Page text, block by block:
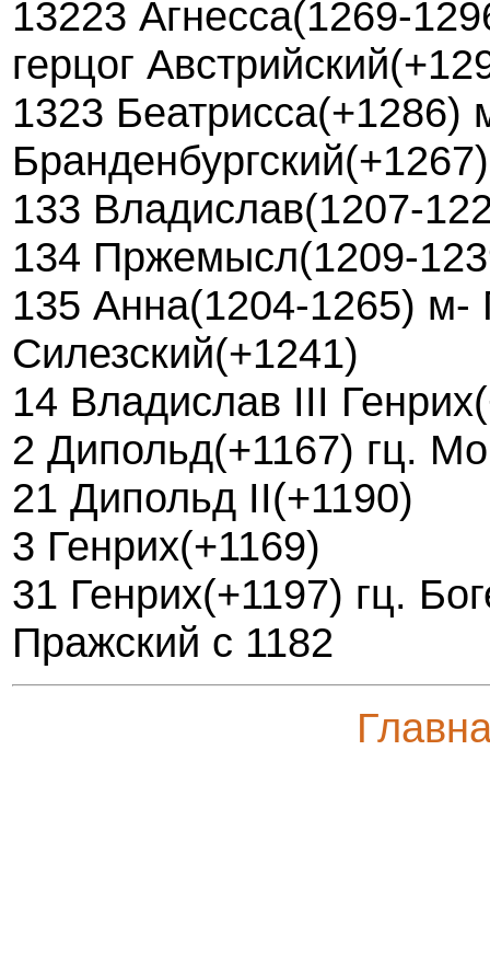
13223 Агнесса(1269-
герцог
1323 Беатрисса(+1286)
Бранденбургский(+1267)
133 Владислав(1207-
134 Пржемысл(1209-
135 Анна(1204-1265) м-
Силезский(+1241)
14 Владислав III
2 Дипольд(+1167) гц.
21 Дипольд II(+1190)
3 Генрих(+1169)
31 Генрих(+1197) гц.
Пражский с 1182